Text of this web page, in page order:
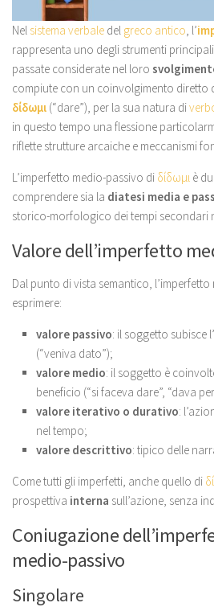
Nel sistema verbale del greco antico , l’
rappresenta uno degli strumenti
passate considerate nel loro
compiute con un coinvolgimento diretto
δίδωμι (“dare”), per la sua natura di
in questo tempo una flessione
riflette strutture arcaiche e meccanismi
L’imperfetto medio-passivo di δίδωμι è
comprendere sia la diatesi media e
storico-morfologico dei tempi secondari
Valore dell’imperfetto
Dal punto di vista semantico,
esprimere:
valore passivo: il soggetto subisce
(“veniva dato”);
valore medio: il soggetto è
beneficio (“si faceva dare”, “dava
valore iterativo o durativo:
nel tempo;
valore descrittivo: tipico delle
Come tutti gli imperfetti, anche quello di
prospettiva interna sull’azione, senza
Coniugazione
medio-passivo
Singolare